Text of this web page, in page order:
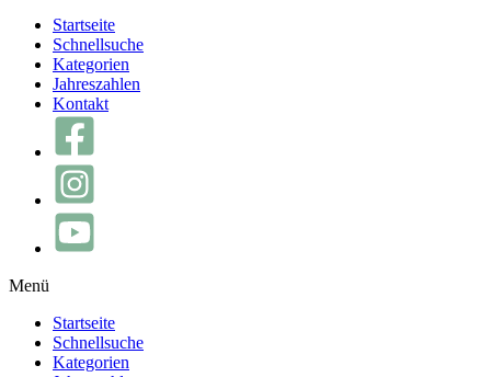
Startseite
Schnellsuche
Kategorien
Jahreszahlen
Kontakt
Menü
Startseite
Schnellsuche
Kategorien